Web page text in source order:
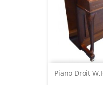
Piano Droit